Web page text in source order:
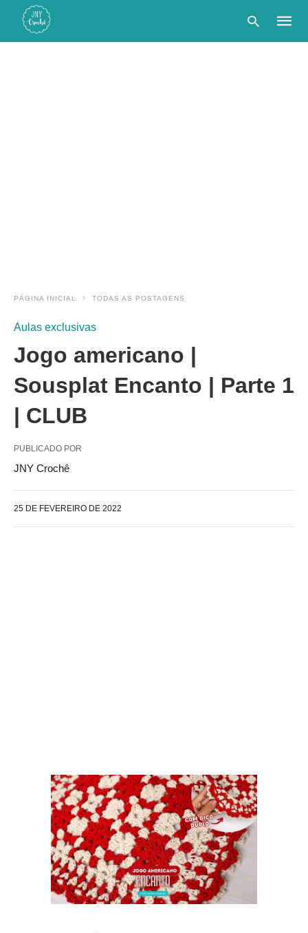
PÁGINA INICIAL TODAS AS POSTAGENS
Aulas exclusivas
Jogo americano |
Sousplat Encanto | Parte 1
| CLUB
PUBLICADO POR
JNY Crochê
25 DE FEVEREIRO DE 2022